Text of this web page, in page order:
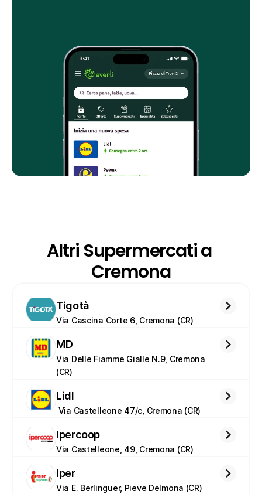
Altri Supermercati a
Cremona
Tigotà
Via Cascina Corte 6, Cremona (CR)
MD
Via Delle Fiamme Gialle N.9, Cremona
(CR)
Lidl
Via Castelleone 47/c, Cremona (CR)
Ipercoop
Via Castelleone, 49, Cremona (CR)
Iper
Via E. Berlinguer, Pieve Delmona (CR)